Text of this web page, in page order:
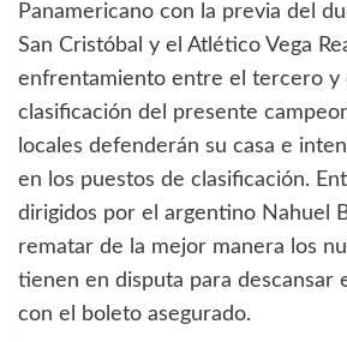
Panamericano con la previa del
San Cristóbal y el Atlético Vega
enfrentamiento entre el tercero y
clasificación del presente
locales defenderán su casa e
en los puestos de clasificación.
dirigidos por el argentino Nahuel
rematar de la mejor manera los
tienen en disputa para descansar
con el boleto asegurado.